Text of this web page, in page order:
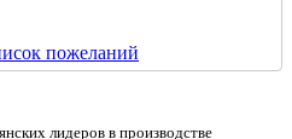
пожеланий
лидеров в производстве